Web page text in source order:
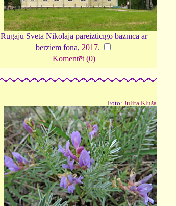
Rugāju Svētā Nikolaja pareizticīgo baznīca ar
bērziem fonā, 2017.
Komentēt (0)
Foto: Julita Kluša